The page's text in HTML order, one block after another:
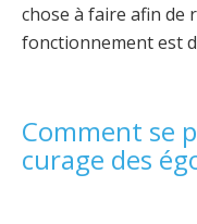
chose à faire afin de
fonctionnement est
Comment se
curage des